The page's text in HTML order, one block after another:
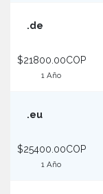
.de
$21800.00COP
1 Año
.eu
$25400.00COP
1 Año